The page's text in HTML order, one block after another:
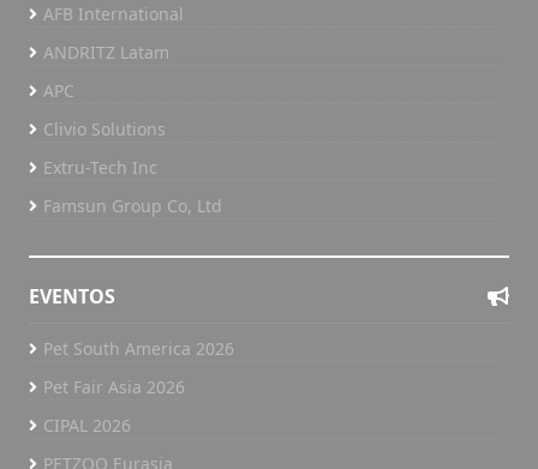
AFB International
ANDRITZ Latam
APC
Clivio Solutions
Extru-Tech Inc
Famsun Group Co, Ltd
EVENTOS
Pet South America 2026
Pet Fair Asia 2026
CIPAL 2026
PETZOO Eurasia